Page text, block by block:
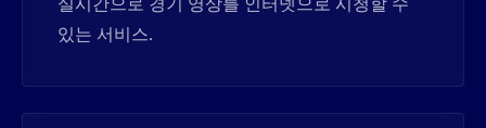
실시간으로 경기 영상를 인터넷으로 시청할 수
있는 서비스.